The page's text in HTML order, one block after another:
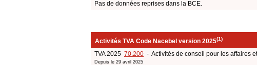
Pas de données reprises dans la BCE.
Activités TVA Code Nacebel version 2025(1)
TVA 2025 70.200 - Activités de conseil pour les affaires
Depuis le 29 avril 2025